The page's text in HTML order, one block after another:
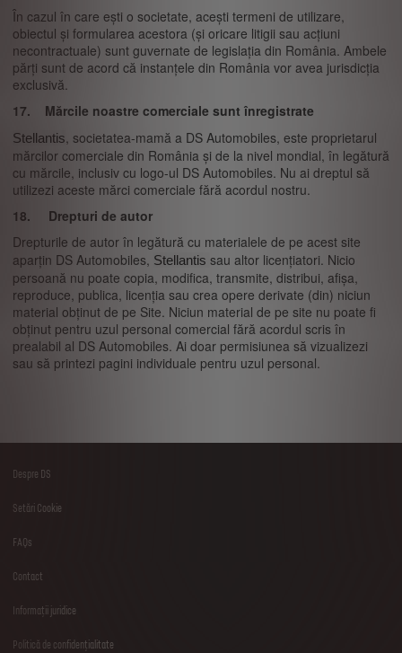
În cazul în care ești o societate, acești termeni de utilizare,
obiectul și formularea acestora (și oricare litigii sau acțiuni
necontractuale) sunt guvernate de legislația din România. Ambele
părți sunt de acord că instanțele din România vor avea jurisdicția
exclusivă.
17. Mărcile noastre comerciale sunt înregistrate
Stellantis, societatea-mamă a DS Automobiles, este proprietarul
mărcilor comerciale din România și de la nivel mondial, în legătură
cu mărcile, inclusiv cu logo-ul DS Automobiles. Nu ai dreptul să
utilizezi aceste mărci comerciale fără acordul nostru.
18. Drepturi de autor
Drepturile de autor în legătură cu materialele de pe acest site
aparțin DS Automobiles, Stellantis sau altor licențiatori. Nicio
persoană nu poate copia, modifica, transmite, distribui, afișa,
reproduce, publica, licenția sau crea opere derivate (din) niciun
material obținut de pe Site. Niciun material de pe site nu poate fi
obținut pentru uzul personal comercial fără acordul scris în
prealabil al DS Automobiles. Ai doar permisiunea să vizualizezi
sau să printezi pagini individuale pentru uzul personal.
Footer
Despre DS
Setări Cookie
FAQs
Contact
Informații juridice
Politică de confidențialitate